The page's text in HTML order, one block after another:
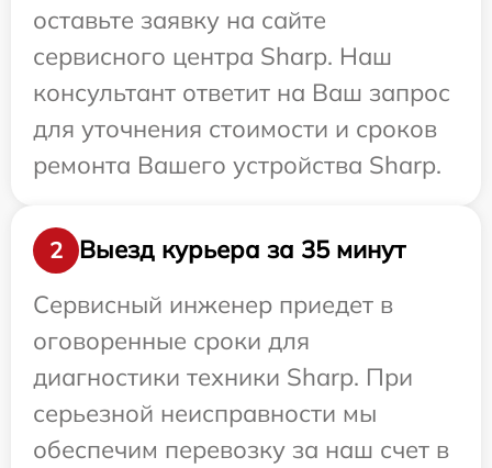
оставьте заявку на сайте
сервисного центра Sharp. Наш
консультант ответит на Ваш запрос
для уточнения стоимости и сроков
ремонта Вашего устройства Sharp.
2
Выезд курьера за 35 минут
Сервисный инженер приедет в
оговоренные сроки для
диагностики техники Sharp. При
серьезной неисправности мы
обеспечим перевозку за наш счет в